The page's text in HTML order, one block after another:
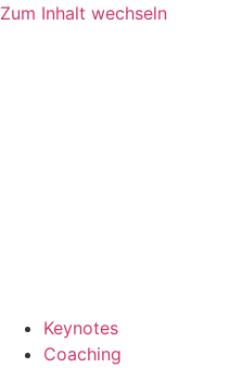
Zum Inhalt wechseln
Keynotes
Coaching